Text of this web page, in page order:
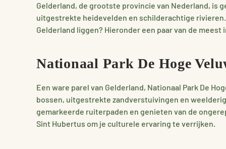
Gelderland, de grootste provincie van Nederland, is
uitgestrekte heidevelden en schilderachtige
Gelderland liggen? Hieronder een paar van de
Nationaal Park De Hoge
Een ware parel van Gelderland, Nationaal Park De
bossen, uitgestrekte zandverstuivingen en
gemarkeerde ruiterpaden en genieten van de
Sint Hubertus om je culturele ervaring te verrijken.